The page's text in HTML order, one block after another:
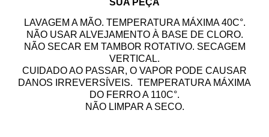
LAVAGEM A MÃO. TEMPERATURA MÁXIMA 40C°.
NÃO USAR ALVEJAMENTO À BASE DE CLORO.
NÃO SECAR EM TAMBOR ROTATIVO. SECAGEM
VERTICAL.
CUIDADO AO PASSAR, O VAPOR PODE CAUSAR
DANOS IRREVERSÍVEIS. TEMPERATURA MÁXIMA
DO FERRO A 110C°.
NÃO LIMPAR A SECO.